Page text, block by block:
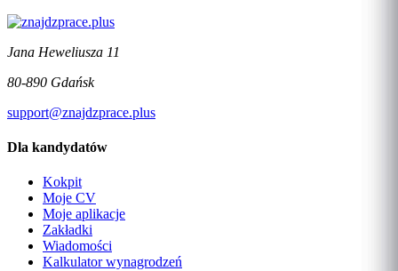
Jana Heweliusza 11
80-890 Gdańsk
support@znajdzprace.plus
Dla kandydatów
Kokpit
Moje CV
Moje aplikacje
Zakładki
Wiadomości
Kalkulator wynagrodzeń